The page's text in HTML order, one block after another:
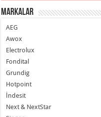
Markalar
AEG
Awox
Electrolux
Fondital
Grundig
Hotpoint
İndesit
Next & NextStar